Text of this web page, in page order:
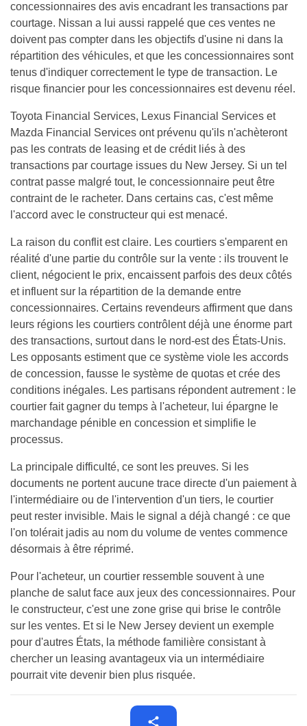
concessionnaires des avis encadrant les transactions par
courtage. Nissan a lui aussi rappelé que ces ventes ne
doivent pas compter dans les objectifs d'usine ni dans la
répartition des véhicules, et que les concessionnaires sont
tenus d'indiquer correctement le type de transaction. Le
risque financier pour les concessionnaires est devenu réel.
Toyota Financial Services, Lexus Financial Services et
Mazda Financial Services ont prévenu qu'ils n'achèteront
pas les contrats de leasing et de crédit liés à des
transactions par courtage issues du New Jersey. Si un tel
contrat passe malgré tout, le concessionnaire peut être
contraint de le racheter. Dans certains cas, c'est même
l'accord avec le constructeur qui est menacé.
La raison du conflit est claire. Les courtiers s'emparent en
réalité d'une partie du contrôle sur la vente : ils trouvent le
client, négocient le prix, encaissent parfois des deux côtés
et influent sur la répartition de la demande entre
concessionnaires. Certains revendeurs affirment que dans
leurs régions les courtiers contrôlent déjà une énorme part
des transactions, surtout dans le nord-est des États-Unis.
Les opposants estiment que ce système viole les accords
de concession, fausse le système de quotas et crée des
conditions inégales. Les partisans répondent autrement : le
courtier fait gagner du temps à l'acheteur, lui épargne le
marchandage pénible en concession et simplifie le
processus.
La principale difficulté, ce sont les preuves. Si les
documents ne portent aucune trace directe d'un paiement à
l'intermédiaire ou de l'intervention d'un tiers, le courtier
peut rester invisible. Mais le signal a déjà changé : ce que
l'on tolérait jadis au nom du volume de ventes commence
désormais à être réprimé.
Pour l'acheteur, un courtier ressemble souvent à une
planche de salut face aux jeux des concessionnaires. Pour
le constructeur, c'est une zone grise qui brise le contrôle
sur les ventes. Et si le New Jersey devient un exemple
pour d'autres États, la méthode familière consistant à
chercher un leasing avantageux via un intermédiaire
pourrait vite devenir bien plus risquée.